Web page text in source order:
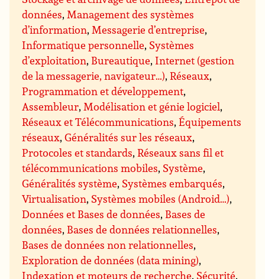
données, Management des systèmes
d’information, Messagerie d’entreprise,
Informatique personnelle, Systèmes
d’exploitation, Bureautique, Internet (gestion
de la messagerie, navigateur…),Réseaux,
Programmation et développement,
Assembleur, Modélisation et génie logiciel,
Réseaux et Télécommunications,Équipements
réseaux,Généralités sur les réseaux,
Protocoles et standards,Réseaux sans fil et
télécommunications mobiles, Système,
Généralités système, Systèmes embarqués,
Virtualisation, Systèmes mobiles (Android…),
Données et Bases de données, Bases de
données, Bases de données relationnelles,
Bases de données non relationnelles,
Exploration de données (data mining),
Indexation et moteurs de recherche, Sécurité,